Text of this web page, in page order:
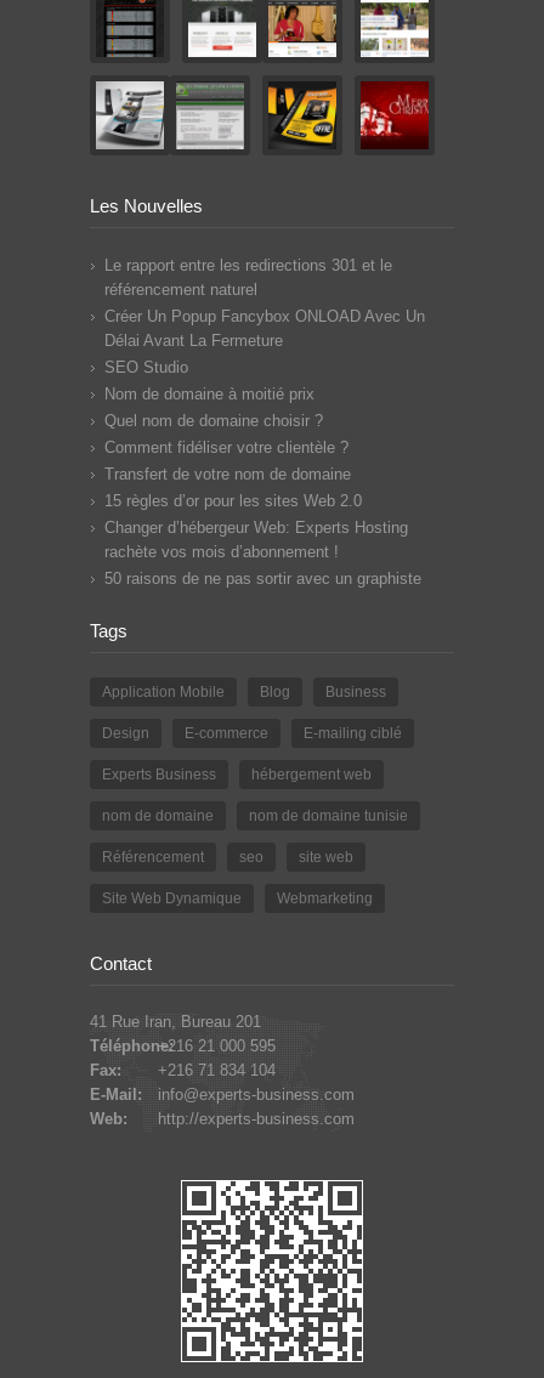
Les Nouvelles
Le rapport entre les redirections 301 et le
référencement naturel
Créer Un Popup Fancybox ONLOAD Avec Un
Délai Avant La Fermeture
SEO Studio
Nom de domaine à moitié prix
Quel nom de domaine choisir ?
Comment fidéliser votre clientèle ?
Transfert de votre nom de domaine
15 règles d’or pour les sites Web 2.0
Changer d’hébergeur Web: Experts Hosting
rachète vos mois d’abonnement !
50 raisons de ne pas sortir avec un graphiste
Tags
Application Mobile Blog Business
Design E-commerce E-mailing ciblé
Experts Business hébergement web
nom de domaine nom de domaine tunisie
Référencement seo site web
Site Web Dynamique Webmarketing
Contact
41 Rue Iran, Bureau 201
Téléphone:+216 21 000 595
Fax:
+216 71 834 104
E-Mail:
info@experts-business.com
Web:
http://experts-business.com